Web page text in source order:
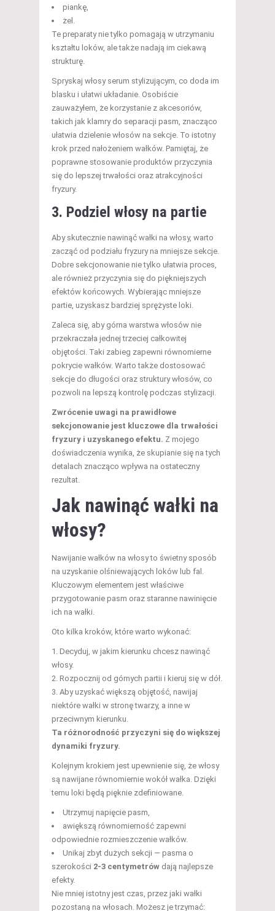
piankę,
żel.
Te preparaty nie tylko pomagają w utrzymaniu
kształtu loków, ale także nadają im ciekawą
strukturę.
Spryskaj włosy serum stylizującym, co doda im
blasku i ułatwi układanie. Osobiście
zauważyłem, że korzystanie z akcesoriów,
takich jak klamry do separacji pasm, znacząco
ułatwia dzielenie włosów na sekcje. To istotny
krok przed nałożeniem wałków. Pamiętaj, że
poprawne stosowanie produktów przyczynia
się do lepszej trwałości oraz atrakcyjności
fryzury.
3. Podziel włosy na partie
Aby skutecznie nawinąć wałki na włosy, warto
zacząć od podziału fryzury na mniejsze sekcje.
Dobre sekcjonowanie nie tylko ułatwia proces,
ale również przyczynia się do piękniejszych
efektów końcowych. Wybierając mniejsze
partie, uzyskasz bardziej sprężyste loki.
Zaleca się, aby górna warstwa włosów nie
przekraczała jednej trzeciej całkowitej
objętości. Taki zabieg zapewni równomierne
pokrycie wałków. Warto także dostosować
sekcje do długości oraz struktury włosów, co
pozwoli na lepszą kontrolę podczas stylizacji.
Zwrócenie uwagi na prawidłowe
sekcjonowanie jest kluczowe dla trwałości
fryzury i uzyskanego efektu. Z mojego
doświadczenia wynika, że skupianie się na tych
detalach znacząco wpływa na ostateczny
rezultat.
Jak nawinąć wałki na
włosy?
Nawijanie wałków na włosy to świetny sposób
na uzyskanie olśniewających loków lub fal.
Kluczowym elementem jest właściwe
przygotowanie pasm oraz staranne nawinięcie
ich na wałki.
Oto kilka kroków, które warto wykonać:
Decyduj, w jakim kierunku chcesz nawinąć
włosy.
Rozpocznij od górnych partii i kieruj się w dół.
Aby uzyskać większą objętość, nawijaj
niektóre wałki w stronę twarzy, a inne w
przeciwnym kierunku.
Ta różnorodność przyczyni się do większej
dynamiki fryzury.
Kolejnym krokiem jest upewnienie się, że włosy
są nawijane równomiernie wokół wałka. Dzięki
temu loki będą pięknie zdefiniowane.
Utrzymuj napięcie pasm,
awiększą równomierność zapewni
odpowiednie rozmieszczenie wałków.
Unikaj zbyt dużych sekcji — pasma o
szerokości 2-3 centymetrów dają najlepsze
efekty.
Nie mniej istotny jest czas, przez jaki wałki
pozostaną na włosach. Możesz je trzymać: